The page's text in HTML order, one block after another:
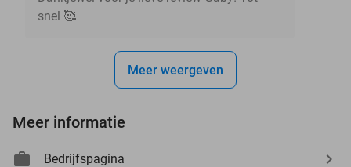
snel 🥰
Meer weergeven
Meer informatie
Bedrijfspagina